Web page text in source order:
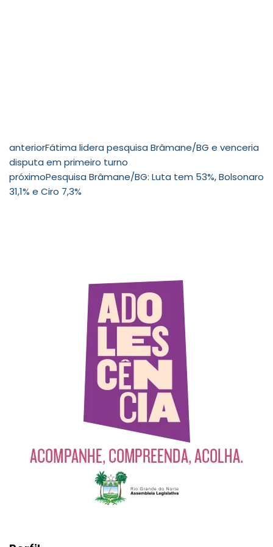
anteriorFátima lidera pesquisa Brâmane/BG e venceria
disputa em primeiro turno
próximoPesquisa Brâmane/BG: Luta tem 53%, Bolsonaro
31,1% e Ciro 7,3%